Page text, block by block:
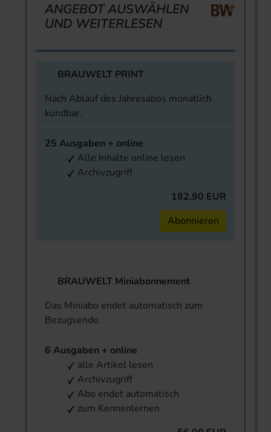
ANGEBOT AUSWÄHLEN
UND WEITERLESEN
BRAUWELT PRINT
Nach Ablauf des Jahresabos monatlich
kündbar.
25 Ausgaben + online
Alle Inhalte online lesen
Archivzugriff
182,90 EUR
Abonnieren
BRAUWELT Miniabonnement
Das Miniabo endet automatisch zum
Bezugsende.
6 Ausgaben + online
alle Artikel lesen
Archivzugriff
Abo endet automatisch
zum Kennenlernen